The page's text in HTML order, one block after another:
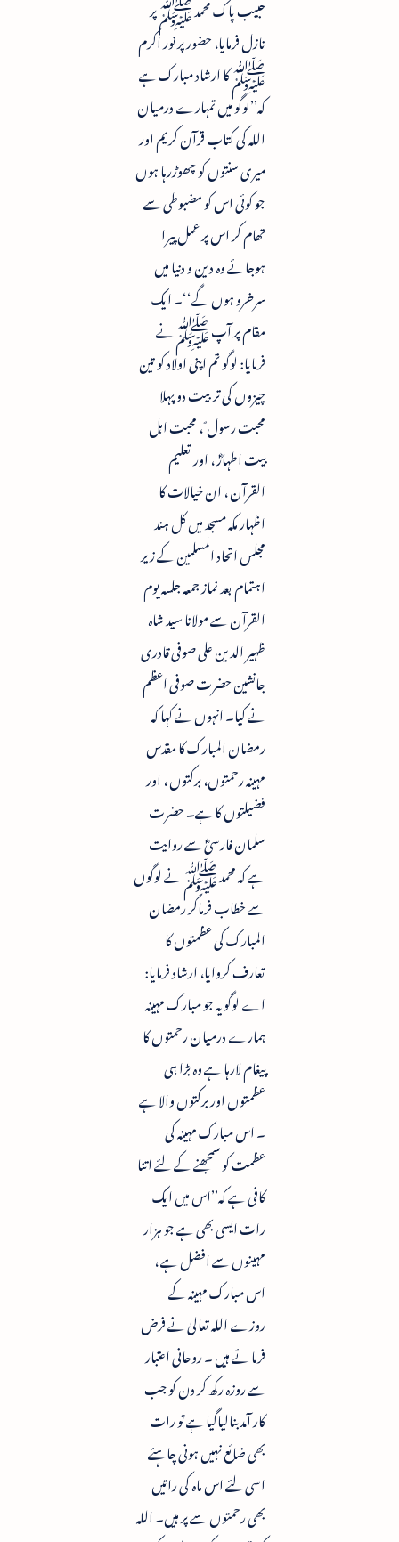
حبیب پاک محمد ﷺ پر
نازل فرمایا، حضور پر نور اکرم
ﷺ کا ارشاد مبارک ہے
کہ’’لوگو میں تمہارے درمیان
اللہ کی کتاب قرآن کریم اور
میری سنتوں کو چھوڑرہا ہوں
جو کوئی اس کو مضبوطی سے
تھام کر اس پر عمل پیرا
ہوجائے وہ دین و دنیا میں
سرخرو ہوں گے‘‘۔ ایک
مقام پر آپ ﷺ نے
فرمایا: لوگو تم اپنی اولاد کو تین
چیزوں کی تربیت دو پہلا
محبت رسول ؐ، محبت اہل
بیت اطہارؓ ، اور تعلیم
القرآن ، ان خیالات کا
اظہار مکہ مسجد میں کل ہند
مجلس اتحاد المسلمین کے زیر
اہتمام بعد نماز جمعہ جلسہ یوم
القرآن سے مولانا سید شاہ
ظہیر الدین علی صوفی قادری
جانشین حضرت صوفی اعظم
نے کیا۔ انہوں نے کہا کہ
رمضان المبارک کا مقدس
مہینہ رحمتوں، برکتوں ، اور
فضیلتوں کا ہے۔ حضرت
سلمان فارسیؓ سے روایت
ہے کہ محمد ﷺ نے لوگوں
سے خطاب فرماکر رمضان
المبارک کی عظمتوں کا
تعارف کروایا، ارشاد فرمایا:
اے لوگو یہ جو مبارک مہینہ
ہمارے درمیان رحمتوں کا
پیغام لارہا ہے وہ بڑا ہی
عظمتوں اور برکتوں والا ہے
۔ اس مبارک مہینہ کی
عظمت کو سمجھنے کے لئے اتنا
کافی ہے کہ’’اس میں ایک
رات ایسی بھی ہے جو ہزار
مہینوں سے افضل ہے ،
اس مبارک مہینہ کے
روزے اللہ تعالیٰ نے فرض
فرما ئے ہیں ۔ روحانی اعتبار
سے روزہ رکھ کر دن کو جب
کار آمد بنالیاگیا ہے تو رات
بھی ضائع نہیں ہونی چاہئے
اسی لئے اس ماہ کی راتیں
بھی رحمتوں سے پر ہیں۔ اللہ